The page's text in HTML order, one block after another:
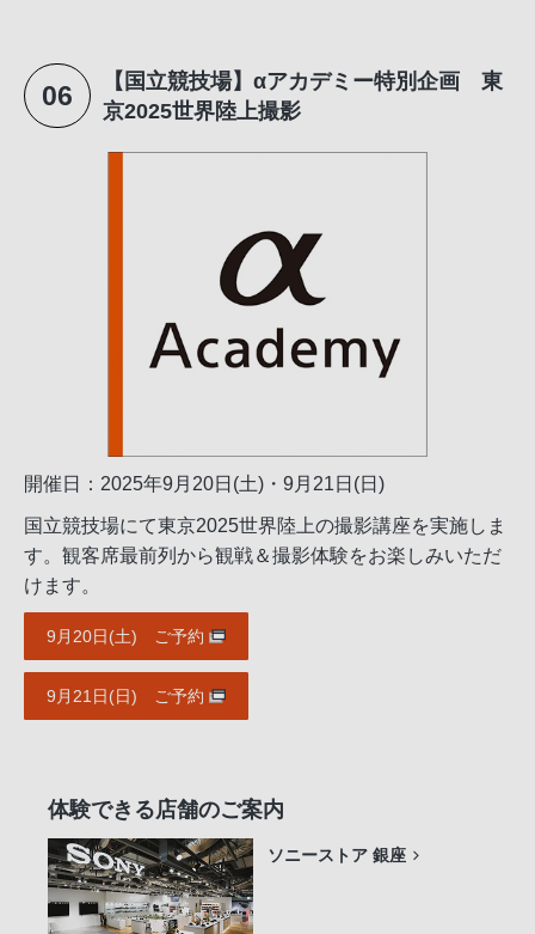
06
【国立競技場】αアカデミー特別企画 東
京2025世界陸上撮影
開催日：2025年9月20日(土)・9月21日(日)
国立競技場にて東京2025世界陸上の撮影講座を実施しま
す。観客席最前列から観戦＆撮影体験をお楽しみいただ
けます。
9月20日(土) ご予約
9月21日(日) ご予約
体験できる店舗のご案内
ソニーストア 銀座